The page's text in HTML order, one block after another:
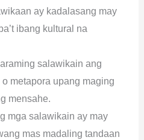
ay kadalasang may
ibang kultural na
salawikain ang
metapora upang maging
mensahe.
mga salawikain ay may
mas madaling tandaan